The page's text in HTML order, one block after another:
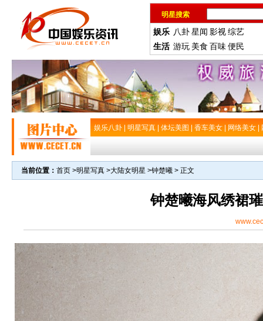
明星搜索
娱乐 八卦星闻 影视综艺
生活 游玩 美食 百味便民
娱乐八卦 明星写真 体坛美图 香车美女 网络美女
当前位置： 首页 >明星写真 >大陆女明星 >钟楚曦 > 正文
钟楚曦海风绣裙